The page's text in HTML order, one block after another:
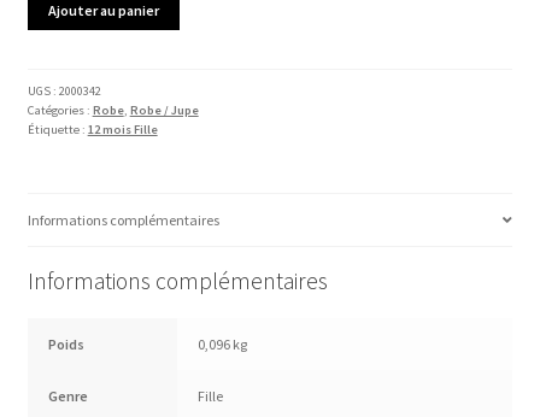
COMPAGNIE
DES
PETITS
Ajouter au panier
UGS : 2000342
Catégories : Robe, Robe / Jupe
Étiquette : 12 mois Fille
Informations complémentaires
Informations complémentaires
Poids 0,096 kg
Genre Fille